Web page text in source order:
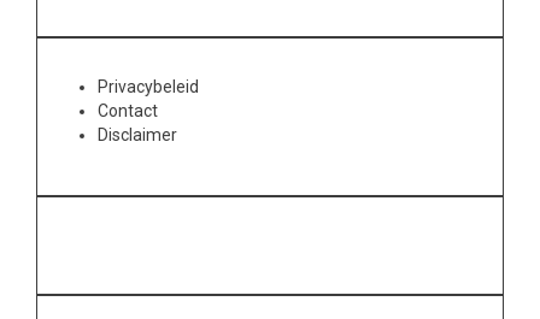
Privacybeleid
Contact
Disclaimer